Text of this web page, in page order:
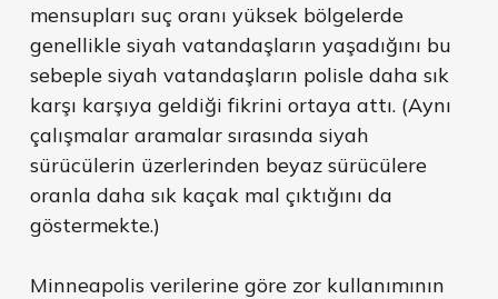
mensupları suç oranı yüksek bölgelerde
genellikle siyah vatandaşların yaşadığını bu
sebeple siyah vatandaşların polisle daha sık
karşı karşıya geldiği fikrini ortaya attı. (Aynı
çalışmalar aramalar sırasında siyah
sürücülerin üzerlerinden beyaz sürücülere
oranla daha sık kaçak mal çıktığını da
göstermekte.)
Minneapolis verilerine göre zor kullanımının